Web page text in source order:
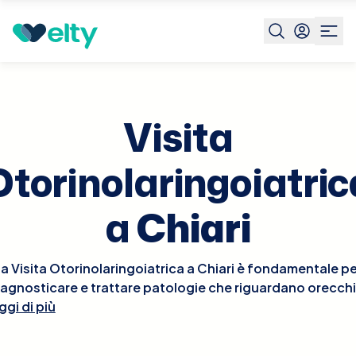
Prenota visita Visita Otorinolaringoiatrica Chiari
Visita
aChiari
Visita Otorinolaringoiatrica a Chiari è fondamentale
e trattare patologie che riguardano
e gola. Durante la visita, l'otorinolaringoiatra
di più